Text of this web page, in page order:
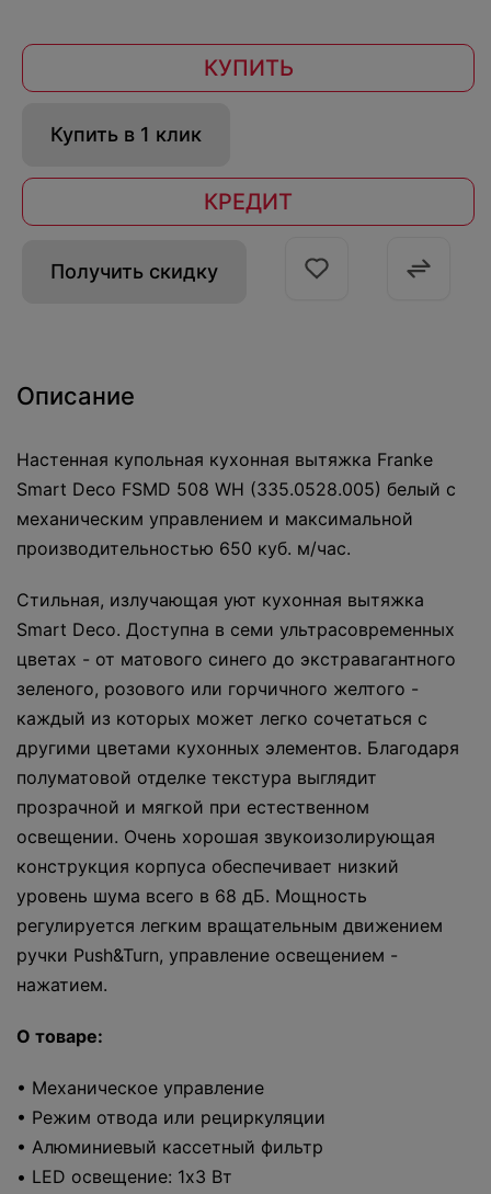
КУПИТЬ
Купить в 1 клик
КРЕДИТ
Получить скидку
Описание
Настенная купольная кухонная вытяжка Franke
Smart Deco FSMD 508 WH (335.0528.005) белый с
механическим управлением и максимальной
производительностью 650 куб. м/час.
Cтильная, излучающая уют кухонная вытяжка
Smart Deco. Доступна в семи ультрасовременных
цветах - от матового синего до экстравагантного
зеленого, розового или горчичного желтого -
каждый из которых может легко сочетаться с
другими цветами кухонных элементов. Благодаря
полуматовой отделке текстура выглядит
прозрачной и мягкой при естественном
освещении. Очень хорошая звукоизолирующая
конструкция корпуса обеспечивает низкий
уровень шума всего в 68 дБ. Мощность
регулируется легким вращательным движением
ручки Push&Turn, управление освещением -
нажатием.
О товаре:
• Механическое управление
• Режим отвода или рециркуляции
• Алюминиевый кассетный фильтр
• LED освещение: 1x3 Вт